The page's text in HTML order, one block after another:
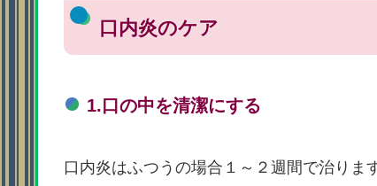
口内炎のケア
1.口の中を清潔にする
口内炎はふつうの場合１～２週間で治り